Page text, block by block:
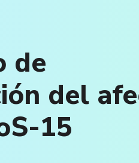
de
del
15